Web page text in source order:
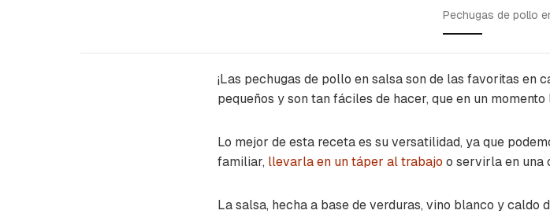
Pechugas de pollo
¡Las pechugas de pollo en salsa son de las favoritas en
pequeños y son tan fáciles de hacer, que en un
Lo mejor de esta receta es su versatilidad, ya que
familiar, llevarla en un táper al trabajo o servirla en una
La salsa, hecha a base de verduras, vino blanco y caldo